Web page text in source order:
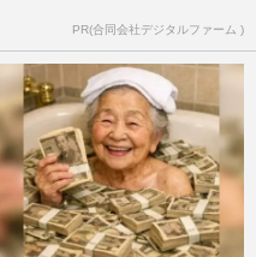
PR(合同会社デジタルファーム )